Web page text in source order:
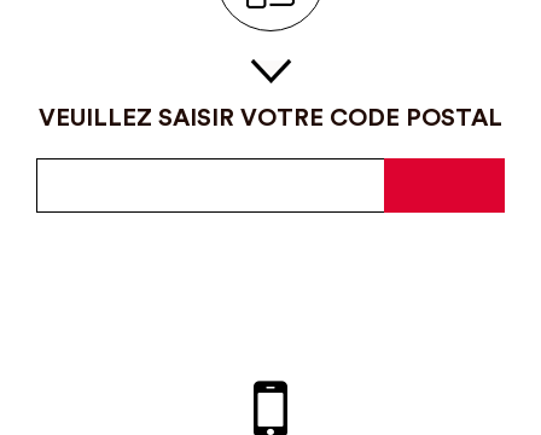
VEUILLEZ SAISIR VOTRE CODE POSTAL